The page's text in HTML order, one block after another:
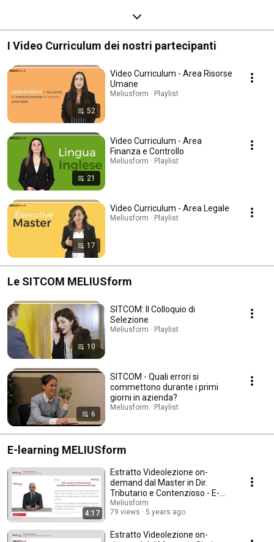
I Video Curriculum dei nostri partecipanti
52
Video Curriculum - Area Risorse
Umane
Meliusform · Playlist
21
Video Curriculum - Area
Finanza e Controllo
Meliusform · Playlist
17
Video Curriculum - Area Legale
Meliusform · Playlist
Le SITCOM MELIUSform
10
SITCOM: Il Colloquio di
Selezione
Meliusform · Playlist
6
SITCOM - Quali errori si
commettono durante i primi
giorni in azienda?
Meliusform · Playlist
E-learning MELIUSform
4:17
Estratto Videolezione on-
demand dal Master in Dir.
Tributario e Contenzioso - E-
Learning MELIUSform
Meliusform
79 views
5 years ago
Estratto Videolezione on-